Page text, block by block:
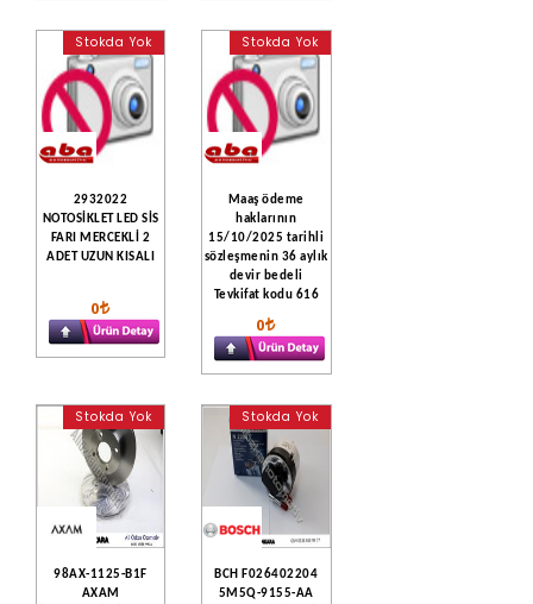
Stokda Yok
2932022
NOTOSİKLET LED SİS
FARI MERCEKLİ 2
ADET UZUN KISALI
0
Stokda Yok
Maaş ödeme
haklarının
15/10/2025 tarihli
sözleşmenin 36 aylık
devir bedeli
Tevkifat kodu 616
0
Stokda Yok
98AX-1125-B1F
AXAM
Stokda Yok
BCH F026402204
5M5Q-9155-AA